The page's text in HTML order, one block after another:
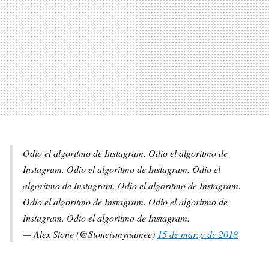
Odio el algoritmo de Instagram. Odio el algoritmo de
Instagram. Odio el algoritmo de Instagram. Odio el
algoritmo de Instagram. Odio el algoritmo de Instagram.
Odio el algoritmo de Instagram. Odio el algoritmo de
Instagram. Odio el algoritmo de Instagram.
— Alex Stone (@Stoneismynamee) 15 de marzo de 2018